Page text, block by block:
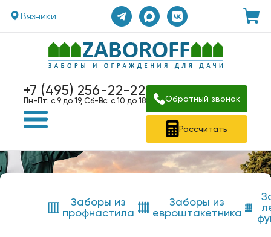
Вязники
+7 (495) 256-22-22
Пн-Пт: с 9 до 19, Сб-Вс: с 10 до 18 Обратный звонок
Рассчитать
Заборы из
профнастила
Заборы из
евроштакетника